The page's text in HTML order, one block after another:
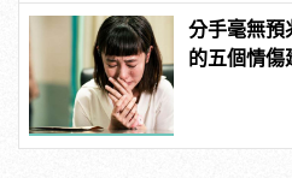
分手毫無預
的五個情傷